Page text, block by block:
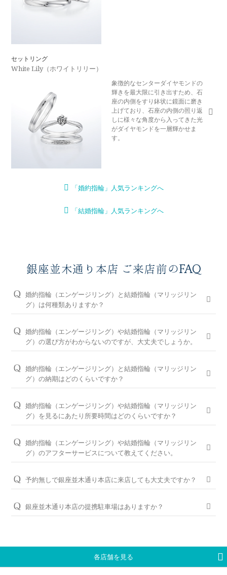
セットリング
White Lily（ホワイトリリー）
象徴的なセンターダイヤモンドの
輝きを最大限に引き出すため、石
座の内側をすり鉢状に鏡面に磨き
上げており、石座の内側の照り返
しに様々な角度から入ってきた光
がダイヤモンドを一層輝かせま
す。
「婚約指輪」人気ランキングへ
「結婚指輪」人気ランキングへ
銀座並木通り本店 ご来店前のFAQ
婚約指輪（エンゲージリング）と結婚指輪（マリッジリン
グ）は何種類ありますか？
のデザインや、シンプルからゴージャスまで、豊富なラインナ
ップをご用意しております。オプションを組み合わせると数万
通りの中から、おふたりらしさを叶える婚約指輪と結婚指輪を
※ホームページで掲載しているのは一部の商品です。
結婚指輪の閲覧人気ランキングはこちら
婚約指輪（エンゲージリング）や結婚指輪（マリッジリン
グ）の選び方がわからないのですが、大丈夫でしょうか。
本店のコンシェルジュが、普段のイメージやライフスタイル、
ご予算等をお伺いして、ダイヤモンドとデザインをご提案させ
ていただきます。
お客様に寄り添い続けてきた銀座ダイヤモンドシライシだから
こそ、骨格×指輪診断で似合うと好きを同時に叶えるパーフェ
クトフィットカウンセリングもございます。銀座ダイヤモンド
ートさせていただきますのでご安心ください。
パーフェクトフィットカウンセリングは全店でお受けできます
パーフェクトフィットカウンセリングと銀座ダイヤモンド
婚約指輪（エンゲージリング）と結婚指輪（マリッジリン
グ）の納期はどのくらいですか？
ステムのため、ご注文いただいてから概ね1か月～2ヶ月程いた
だいております。婚約指輪をプロポーズの際に贈られる場合
は、予定日の2～3ヶ月程前、結婚指輪をご入籍や両家顔合わせ
に余裕を持ってご準備いただくと安心です。
お急ぎの場合はコンシェルジュにご相談ください。
婚約指輪（エンゲージリング）や結婚指輪（マリッジリン
グ）を見るにあたり所要時間はどのくらいですか？
案内が可能ですのでお気軽にお申し付けください。
ご来店予約はこちら
婚約指輪（エンゲージリング）や結婚指輪（マリッジリン
グ）のアフターサービスについて教えてください。
ただけるように、無期限メンテナンスを何度でもお受けできる
「永久保証サービス」を、全国の店舗にてご提供しておりま
お近くの銀座ダイヤモンドシライシの店舗へお気軽にご相談く
ださい。
「サイズ直し」「歪み直し」「石揺れ補修」「店頭クリーニン
グ」「再つや消し加工」「再ナノジュエリーコート加工」「レ
ーザー刻印の追加／変更」「レーザー刻印のデザイン持込み」
予約無しで銀座並木通り本店に来店しても大丈夫ですか？
WEBでの来店予約がおすすめです。
ご予約はWEBからの来店予約、もしくはお電話（ご予約専用
ダイヤル（8:00～22:00）:0078-6000-5222）にて承ります。ご
銀座並木通り本店の提携駐車場はありますか？
各店舗を見る